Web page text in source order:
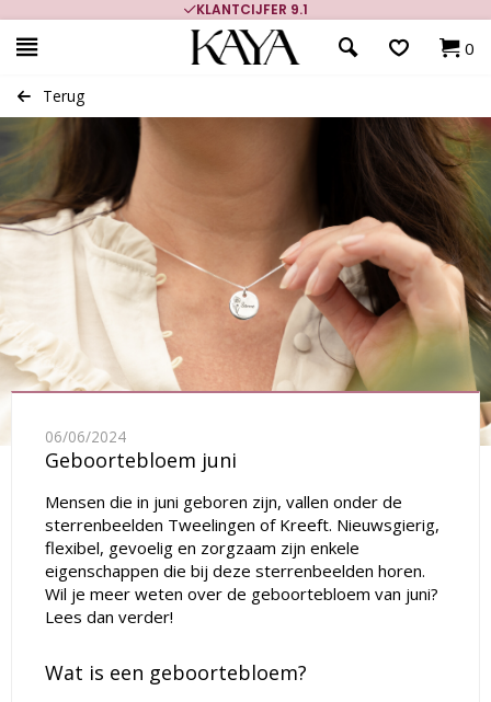
KLANTCIJFER 9.1
0
Terug
06/06/2024
Geboortebloem juni
Mensen die in juni geboren zijn, vallen onder de
sterrenbeelden Tweelingen of Kreeft. Nieuwsgierig,
flexibel, gevoelig en zorgzaam zijn enkele
eigenschappen die bij deze sterrenbeelden horen.
Wil je meer weten over de geboortebloem van juni?
Lees dan verder!
Wat is een geboortebloem?